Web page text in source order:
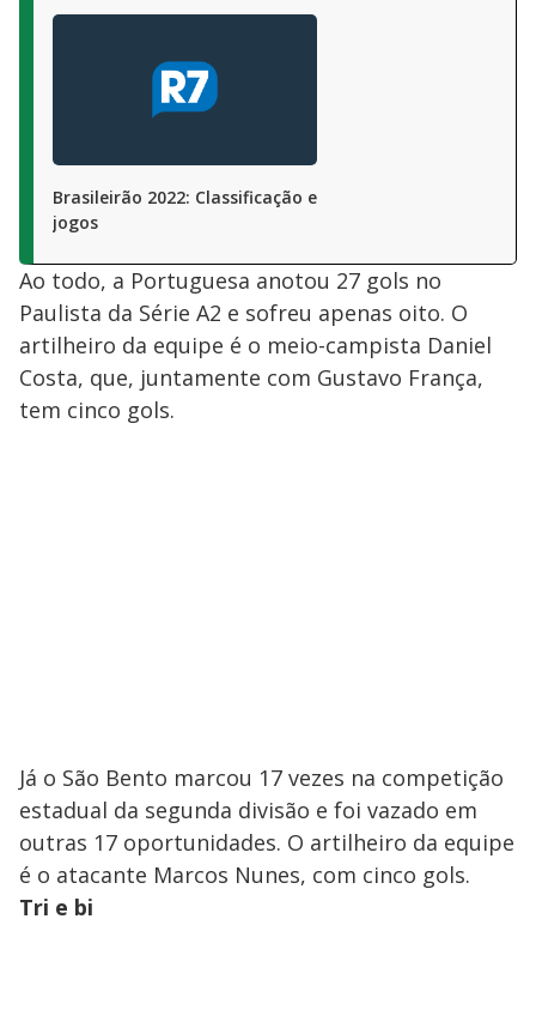
Brasileirão 2022: Classificação e
jogos
Ao todo, a Portuguesa anotou 27 gols no
Paulista da Série A2 e sofreu apenas oito. O
artilheiro da equipe é o meio-campista Daniel
Costa, que, juntamente com Gustavo França,
tem cinco gols.
Já o São Bento marcou 17 vezes na competição
estadual da segunda divisão e foi vazado em
outras 17 oportunidades. O artilheiro da equipe
é o atacante Marcos Nunes, com cinco gols.
Tri e bi